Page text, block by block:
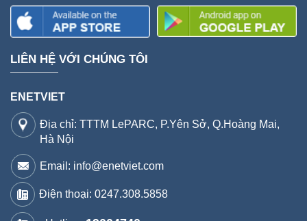
LIÊN HỆ VỚI CHÚNG TÔI
ENETVIET
Địa chỉ: TTTM LePARC, P.Yên Sở, Q.Hoàng Mai,
Hà Nội
Email: info@enetviet.com
Điện thoại: 0247.308.5858